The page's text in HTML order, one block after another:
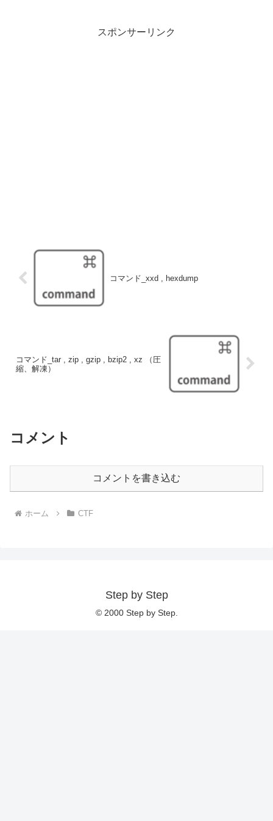
スポンサーリンク
コマンド_xxd , hexdump
コマンド_tar , zip , gzip , bzip2 , xz （圧
縮、解凍）
コメント
コメントを書き込む
ホーム CTF
Step by Step
© 2000 Step by Step.